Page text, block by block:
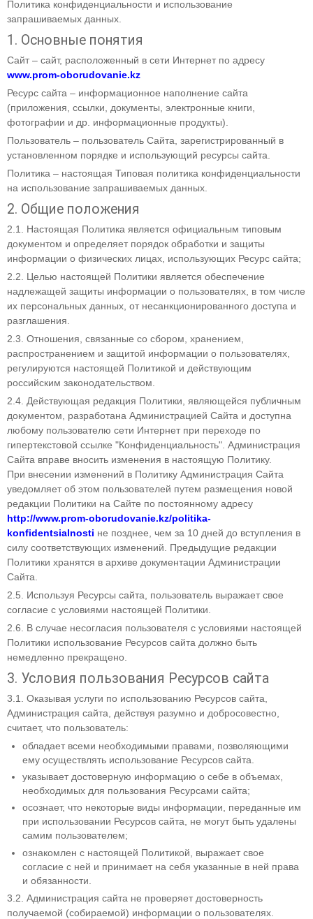
Политика конфиденциальности и использование
запрашиваемых данных.
1. Основные понятия
Сайт – сайт, расположенный в сети Интернет по адресу
www.prom-oborudovanie.kz
Ресурс сайта – информационное наполнение сайта
(приложения, ссылки, документы, электронные книги,
фотографии и др. информационные продукты).
Пользователь – пользователь Сайта, зарегистрированный в
установленном порядке и использующий ресурсы сайта.
Политика – настоящая Типовая политика конфиденциальности
на использование запрашиваемых данных.
2. Общие положения
2.1. Настоящая Политика является официальным типовым
документом и определяет порядок обработки и защиты
информации о физических лицах, использующих Ресурс сайта;
2.2. Целью настоящей Политики является обеспечение
надлежащей защиты информации о пользователях, в том числе
их персональных данных, от несанкционированного доступа и
разглашения.
2.3. Отношения, связанные со сбором, хранением,
распространением и защитой информации о пользователях,
регулируются настоящей Политикой и действующим
российским законодательством.
2.4. Действующая редакция Политики, являющейся публичным
документом, разработана Администрацией Сайта и доступна
любому пользователю сети Интернет при переходе по
гипертекстовой ссылке "Конфиденциальность". Администрация
Сайта вправе вносить изменения в настоящую Политику.
При внесении изменений в Политику Администрация Сайта
уведомляет об этом пользователей путем размещения новой
редакции Политики на Сайте по постоянному адресу
http://www.prom-oborudovanie.kz/politika-
konfidentsialnosti не позднее, чем за 10 дней до вступления в
силу соответствующих изменений. Предыдущие редакции
Политики хранятся в архиве документации Администрации
Сайта.
2.5. Используя Ресурсы сайта, пользователь выражает свое
согласие с условиями настоящей Политики.
2.6. В случае несогласия пользователя с условиями настоящей
Политики использование Ресурсов сайта должно быть
немедленно прекращено.
3. Условия пользования Ресурсов сайта
3.1. Оказывая услуги по использованию Ресурсов сайта,
Администрация сайта, действуя разумно и добросовестно,
считает, что пользователь:
обладает всеми необходимыми правами, позволяющими
ему осуществлять использование Ресурсов сайта.
указывает достоверную информацию о себе в объемах,
необходимых для пользования Ресурсами сайта;
осознает, что некоторые виды информации, переданные им
при использовании Ресурсов сайта, не могут быть удалены
самим пользователем;
ознакомлен с настоящей Политикой, выражает свое
согласие с ней и принимает на себя указанные в ней права
и обязанности.
3.2. Администрация сайта не проверяет достоверность
получаемой (собираемой) информации о пользователях.